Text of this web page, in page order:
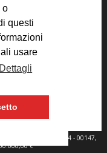
o
questi
usare
Dettagli
: Via C. Colombo 134 - 00147,
€